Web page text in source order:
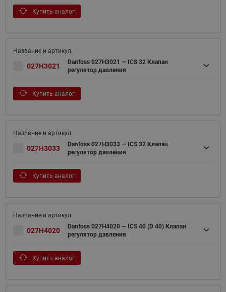
Купить аналог
027H3021
Danfoss 027H3021 — ICS 32 Клапан
регулятор давления
Купить аналог
027H3033
Danfoss 027H3033 — ICS 32 Клапан
регулятор давления
Купить аналог
027H4020
Danfoss 027H4020 — ICS 40 (D 40) Клапан
регулятор давления
Купить аналог